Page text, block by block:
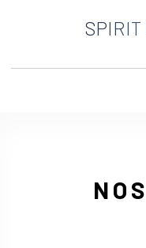
SPIRIT